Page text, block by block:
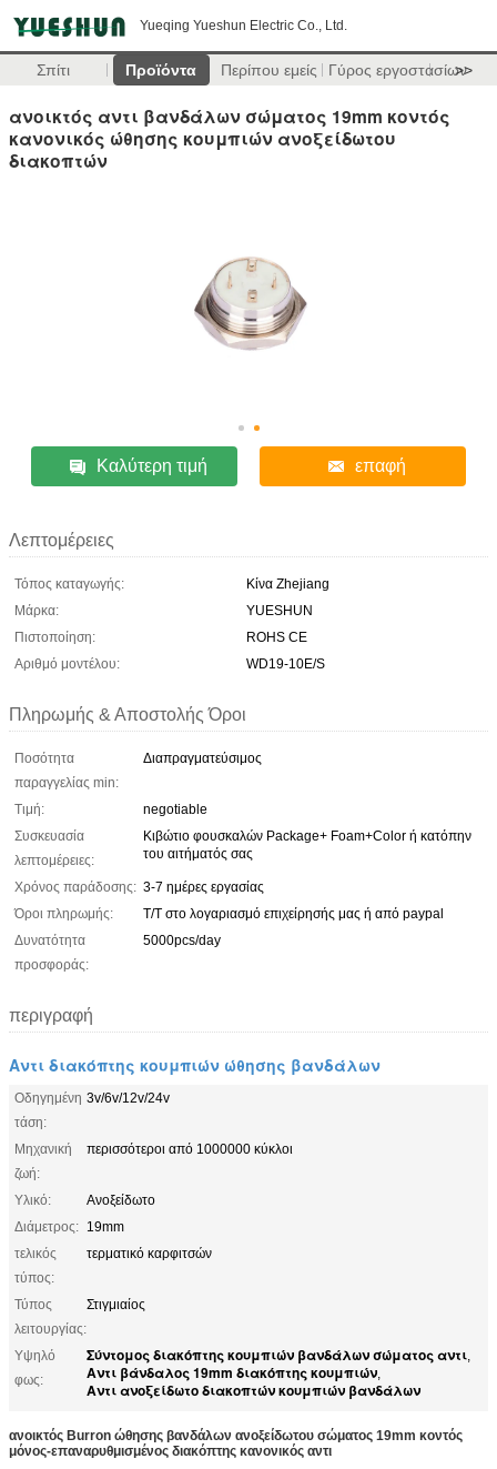
Yueqing Yueshun Electric Co., Ltd.
Σπίτι Προϊόντα Περίπου εμείς Γύρος εργοστασίων
>>
ανοικτός αντι βανδάλων σώματος 19mm κοντός
κανονικός ώθησης κουμπιών ανοξείδωτου
διακοπτών
Καλύτερη τιμή επαφή
Λεπτομέρειες
Τόπος καταγωγής:
Κίνα Zhejiang
Μάρκα:
YUESHUN
Πιστοποίηση:
ROHS CE
Αριθμό μοντέλου:
WD19-10E/S
Πληρωμής & Αποστολής Όροι
Ποσότητα
παραγγελίας min:
Διαπραγματεύσιμος
Τιμή:
negotiable
Συσκευασία
λεπτομέρειες:
Κιβώτιο φουσκαλών Package+ Foam+Color ή κατόπην
του αιτήματός σας
Χρόνος παράδοσης: 3-7 ημέρες εργασίας
Όροι πληρωμής:
T/T στο λογαριασμό επιχείρησής μας ή από paypal
Δυνατότητα
προσφοράς:
5000pcs/day
περιγραφή
Αντι διακόπτης κουμπιών ώθησης βανδάλων
Οδηγημένη
τάση:
3v/6v/12v/24v
Μηχανική
ζωή:
περισσότεροι από 1000000 κύκλοι
Υλικό:
Ανοξείδωτο
Διάμετρος: 19mm
τελικός
τύπος:
τερματικό καρφιτσών
Τύπος
λειτουργίας:
Στιγμιαίος
Υψηλό
φως:
Σύντομος διακόπτης κουμπιών βανδάλων σώματος αντι,
Αντι βάνδαλος 19mm διακόπτης κουμπιών,
Αντι ανοξείδωτο διακοπτών κουμπιών βανδάλων
ανοικτός Burron ώθησης βανδάλων ανοξείδωτου σώματος 19mm κοντός
μόνος-επαναρυθμισμένος διακόπτης κανονικός αντι